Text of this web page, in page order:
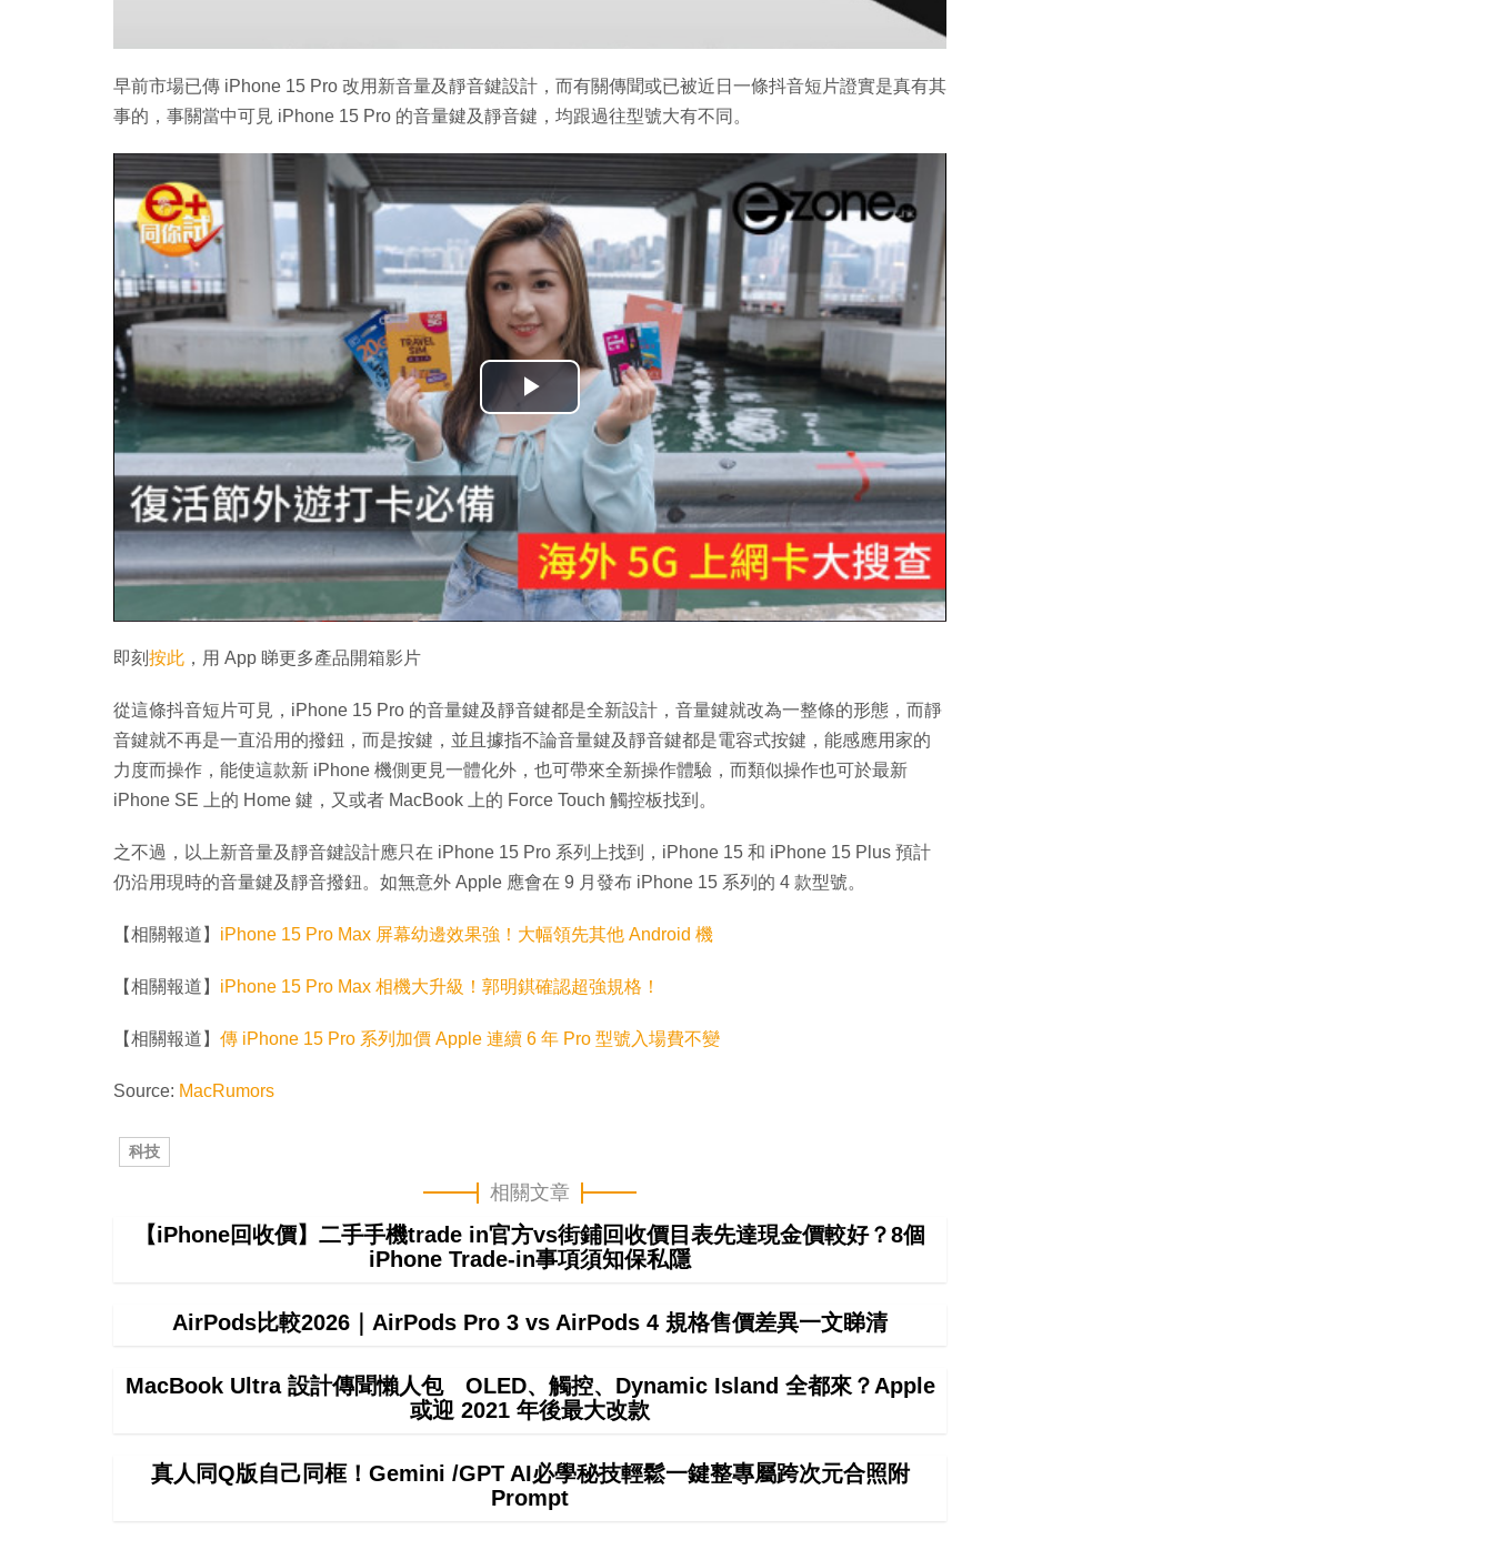
早前市場已傳 iPhone 15 Pro 改用新音量及靜音鍵設計，而有關傳聞或已被近日一條抖音短片證實是真有其
事的，事關當中可見 iPhone 15 Pro 的音量鍵及靜音鍵，均跟過往型號大有不同。
播
放
影
片
即刻 按此 ，用 App 睇更多產品開箱影片
從這條抖音短片可見，iPhone 15 Pro 的音量鍵及靜音鍵都是全新設計，音量鍵就改為一整條的形態，而靜
音鍵就不再是一直沿用的撥鈕，而是按鍵，並且據指不論音量鍵及靜音鍵都是電容式按鍵，能感應用家的
力度而操作，能使這款新 iPhone 機側更見一體化外，也可帶來全新操作體驗，而類似操作也可於最新
iPhone SE 上的 Home 鍵，又或者 MacBook 上的 Force Touch 觸控板找到。
之不過，以上新音量及靜音鍵設計應只在 iPhone 15 Pro 系列上找到，iPhone 15 和 iPhone 15 Plus 預計
仍沿用現時的音量鍵及靜音撥鈕。如無意外 Apple 應會在 9 月發布 iPhone 15 系列的 4 款型號。
【相關報道】 iPhone 15 Pro Max 屏幕幼邊效果強！大幅領先其他 Android 機
【相關報道】 iPhone 15 Pro Max 相機大升級！郭明錤確認超強規格！
【相關報道】 傳 iPhone 15 Pro 系列加價 Apple 連續 6 年 Pro 型號入場費不變
Source: MacRumors
科技
相關文章
【iPhone回收價】二手手機trade in官方vs街鋪回收價目表先達現金價較好？8個
iPhone Trade-in事項須知保私隱
AirPods比較2026｜AirPods Pro 3 vs AirPods 4 規格售價差異一文睇清
MacBook Ultra 設計傳聞懶人包 OLED、觸控、Dynamic Island 全都來？Apple
或迎 2021 年後最大改款
真人同Q版自己同框！Gemini /GPT AI必學秘技輕鬆一鍵整專屬跨次元合照附
Prompt